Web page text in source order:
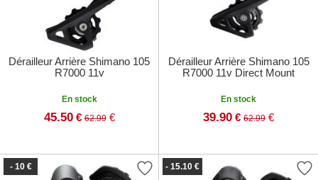
Dérailleur Arrière Shimano 105
R7000 11v
En stock
45.50 € 62.99€
Dérailleur Arrière Shimano 105
R7000 11v Direct Mount
En stock
39.90 € 62.99 €
- 10 € - 15.10 €